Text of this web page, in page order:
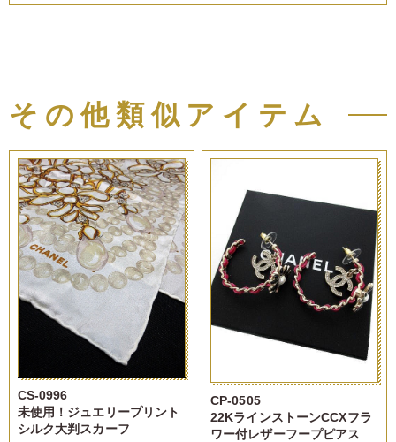
その他類似アイテム
CS-0996
未使用！ジュエリープリント
シルク大判スカーフ
CP-0505
22KラインストーンCCXフラ
ワー付レザーフープピアス